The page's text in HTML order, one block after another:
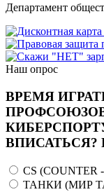
Департамент
Наш опрос
ВРЕМЯ
ВПИСАТЬСЯ?
CS (COUNTER
ТАНКИ (МИР